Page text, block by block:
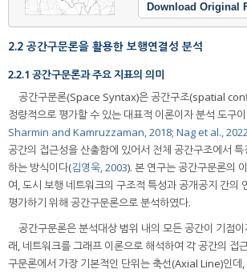
Download Original
2.2 공간구문론을 활용한 보행연결성 분석
2.2.1 공간구문론과 주요 지표의 의미
공간구문론(Space Syntax)은 공간구조(spatial
정량적으로 평가할 수 있는 대표적 이론이자 분석 도구
Sharmin and Kamruzzaman, 2018; Nag et al.,
공간의 접근성을 산출함에 있어서 전체 공간구조에서
하는 방식이다(김영욱, 2003). 본 연구는 공간구문론의
여, 도시 보행 네트워크의 구조적 특성과 공개공지 간의
평가하기 위해 공간구문론으로 분석하였다.
공간구문론은 분석대상 범위 내의 모든 공간이 기점
래, 네트워크를 그래프 이론으로 해석하여 각 공간의 접
구문론에서 가장 기본적인 단위는 축선(Axial Line)인데